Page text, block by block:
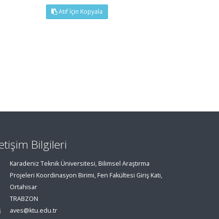
Atıf İçin Kopyala
Bilgileri
Karadeniz Teknik Üniversitesi, Bilimsel Araştırma
Projeleri Koordinasyon Birimi, Fen Fakültesi Giriş Katı,
Ortahisar
TRABZON
aves@ktu.edu.tr